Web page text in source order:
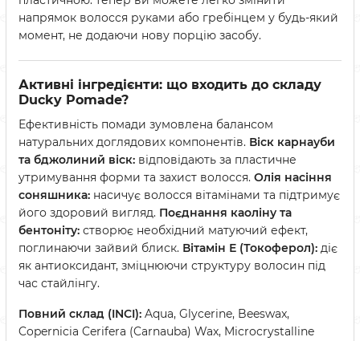
напрямок волосся руками або гребінцем у будь-який
момент, не додаючи нову порцію засобу.
Активні інгредієнти: що входить до складу
Ducky Pomade?
Ефективність помади зумовлена балансом
натуральних доглядових компонентів. Віск карнауби
та бджолиний віск: відповідають за пластичне
утримування форми та захист волосся. Олія насіння
соняшника: насичує волосся вітамінами та підтримує
його здоровий вигляд. Поєднання каоліну та
бентоніту: створює необхідний матуючий ефект,
поглинаючи зайвий блиск. Вітамін Е (Токоферол): діє
як антиоксидант, зміцнюючи структуру волосин під
час стайлінгу.
Повний склад (INCI): Aqua, Glycerine, Beeswax,
Copernicia Cerifera (Carnauba) Wax, Microcrystalline